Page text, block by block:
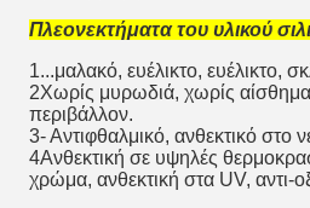
Πλεονεκτήματα του υλικού
1...μαλακό, ευέλικτο, ευέλικτο,
2Χωρίς μυρωδιά, χωρίς
περιβάλλον.
3- Αντιφθαλμικό, ανθεκτικό στο
4Ανθεκτική σε υψηλές
χρώμα, ανθεκτική στα UV, αντι-